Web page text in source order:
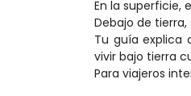
En la superficie,
Debajo de
Tu guía explica
vivir bajo tierra
Para viajeros